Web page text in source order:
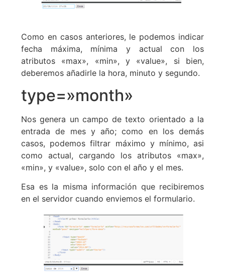
Como en casos anteriores, le podemos indicar
fecha máxima, mínima y actual con los
atributos «max», «min», y «value», si bien,
deberemos añadirle la hora, minuto y segundo.
type=»month»
Nos genera un campo de texto orientado a la
entrada de mes y año; como en los demás
casos, podemos filtrar máximo y mínimo, asi
como actual, cargando los atributos «max»,
«min», y «value», solo con el año y el mes.
Esa es la misma información que recibiremos
en el servidor cuando enviemos el formulario.